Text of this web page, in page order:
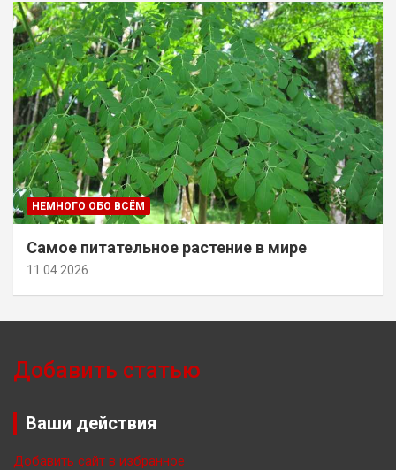
НЕМНОГО ОБО ВСЁМ
Самое питательное растение в мире
11.04.2026
Добавить статью
Ваши действия
Добавить сайт в избранное